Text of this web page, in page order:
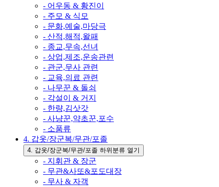
- 어우동 & 황진이
- 주모 & 식모
- 문화,예술,마당극
- 산적,해적,왈패
- 종교,무속,선녀
- 상업,제조,운송관련
- 관군,무사 관련
- 교육,의료 관련
- 나무꾼 & 돌쇠
- 각설이 & 거지
- 한량,김삿갓
- 사냥꾼,약초꾼,포수
- 소품류
4. 갑옷/장군복/무관/포졸
4. 갑옷/장군복/무관/포졸 하위분류 열기
- 지휘관 & 장군
- 무관&사또&포도대장
- 무사 & 자객